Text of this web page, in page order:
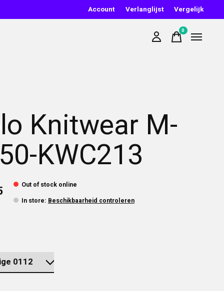
Account Verlanglijst Vergelijk
0items
Knitwear M-
KWC213
Out of stock online
In store: Beschikbaarheid controleren